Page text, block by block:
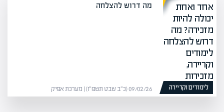
לימודים וקריירה
מה דרוש להצלחה
09/02/26 (כ״ב שבט תשפ״ו) | מערכת אפיק